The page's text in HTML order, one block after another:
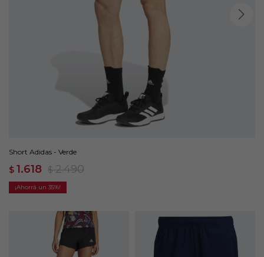
Short Adidas - Verde
$ 1.618 $ 2.490
35